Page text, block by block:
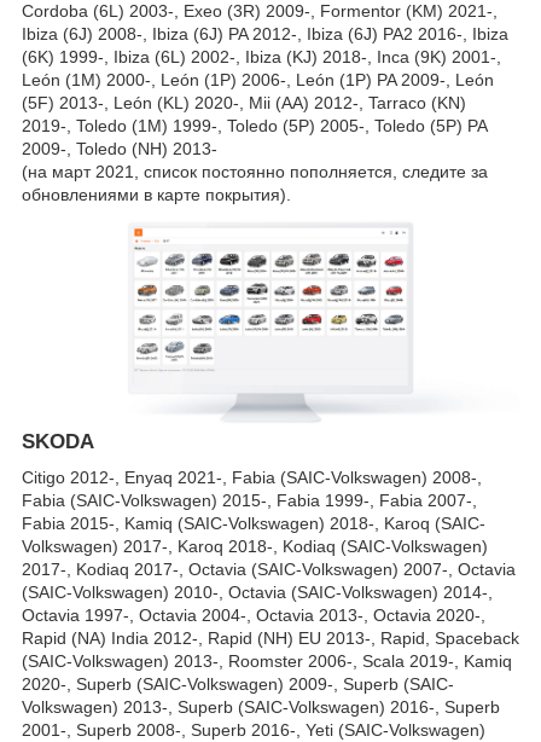
Cordoba (6L) 2003-, Exeo (3R) 2009-, Formentor (KM) 2021-,
Ibiza (6J) 2008-, Ibiza (6J) PA 2012-, Ibiza (6J) PA2 2016-, Ibiza
(6K) 1999-, Ibiza (6L) 2002-, Ibiza (KJ) 2018-, Inca (9K) 2001-,
León (1M) 2000-, León (1P) 2006-, León (1P) PA 2009-, León
(5F) 2013-, León (KL) 2020-, Mii (AA) 2012-, Tarraco (KN)
2019-, Toledo (1M) 1999-, Toledo (5P) 2005-, Toledo (5P) PA
2009-, Toledo (NH) 2013-
(на март 2021, список постоянно пополняется, следите за
обновлениями в карте покрытия).
SKODA
Citigo 2012-, Enyaq 2021-, Fabia (SAIC-Volkswagen) 2008-,
Fabia (SAIC-Volkswagen) 2015-, Fabia 1999-, Fabia 2007-,
Fabia 2015-, Kamiq (SAIC-Volkswagen) 2018-, Karoq (SAIC-
Volkswagen) 2017-, Karoq 2018-, Kodiaq (SAIC-Volkswagen)
2017-, Kodiaq 2017-, Octavia (SAIC-Volkswagen) 2007-, Octavia
(SAIC-Volkswagen) 2010-, Octavia (SAIC-Volkswagen) 2014-,
Octavia 1997-, Octavia 2004-, Octavia 2013-, Octavia 2020-,
Rapid (NA) India 2012-, Rapid (NH) EU 2013-, Rapid, Spaceback
(SAIC-Volkswagen) 2013-, Roomster 2006-, Scala 2019-, Kamiq
2020-, Superb (SAIC-Volkswagen) 2009-, Superb (SAIC-
Volkswagen) 2013-, Superb (SAIC-Volkswagen) 2016-, Superb
2001-, Superb 2008-, Superb 2016-, Yeti (SAIC-Volkswagen)